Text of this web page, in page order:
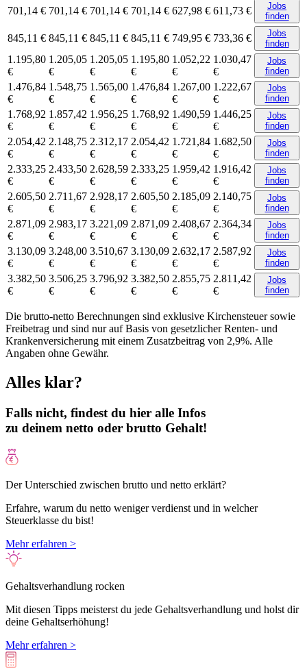
701,14 € 701,14 € 701,14 € 701,14 € 627,98 € 611,73 €
Jobs
finden
845,11 € 845,11 € 845,11 € 845,11 € 749,95 € 733,36 €
Jobs
finden
1.195,80
€
1.205,05
€
1.205,05
€
1.195,80
€
1.052,22
€
1.030,47
€
Jobs
finden
1.476,84
€
1.548,75
€
1.565,00
€
1.476,84
€
1.267,00
€
1.222,67
€
Jobs
finden
1.768,92
€
1.857,42
€
1.956,25
€
1.768,92
€
1.490,59
€
1.446,25
€
Jobs
finden
2.054,42
€
2.148,75
€
2.312,17
€
2.054,42
€
1.721,84
€
1.682,50
€
Jobs
finden
2.333,25
€
2.433,50
€
2.628,59
€
2.333,25
€
1.959,42
€
1.916,42
€
Jobs
finden
2.605,50
€
2.711,67
€
2.928,17
€
2.605,50
€
2.185,09
€
2.140,75
€
Jobs
finden
2.871,09
€
2.983,17
€
3.221,09
€
2.871,09
€
2.408,67
€
2.364,34
€
Jobs
finden
3.130,09
€
3.248,00
€
3.510,67
€
3.130,09
€
2.632,17
€
2.587,92
€
Jobs
finden
3.382,50
€
3.506,25
€
3.796,92
€
3.382,50
€
2.855,75
€
2.811,42
€
Jobs
finden
Die brutto-netto Berechnungen sind exklusive Kirchensteuer sowie
Freibetrag und sind nur auf Basis von gesetzlicher Renten- und
Krankenversicherung mit einem Zusatzbeitrag von 2,9%. Alle
Angaben ohne Gewähr.
Alles klar?
Falls nicht, findest du hier alle Infos
zu deinem netto oder brutto Gehalt!
Der Unterschied zwischen brutto und netto erklärt?
Erfahre, warum du netto weniger verdienst und in welcher
Steuerklasse du bist!
Mehr erfahren >
Gehaltsverhandlung rocken
Mit diesen Tipps meisterst du jede Gehaltsverhandlung und holst dir
deine Gehaltserhöhung!
Mehr erfahren >